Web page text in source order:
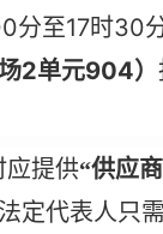
分至17时30
2单元904）
应提供“供应
定代表人只